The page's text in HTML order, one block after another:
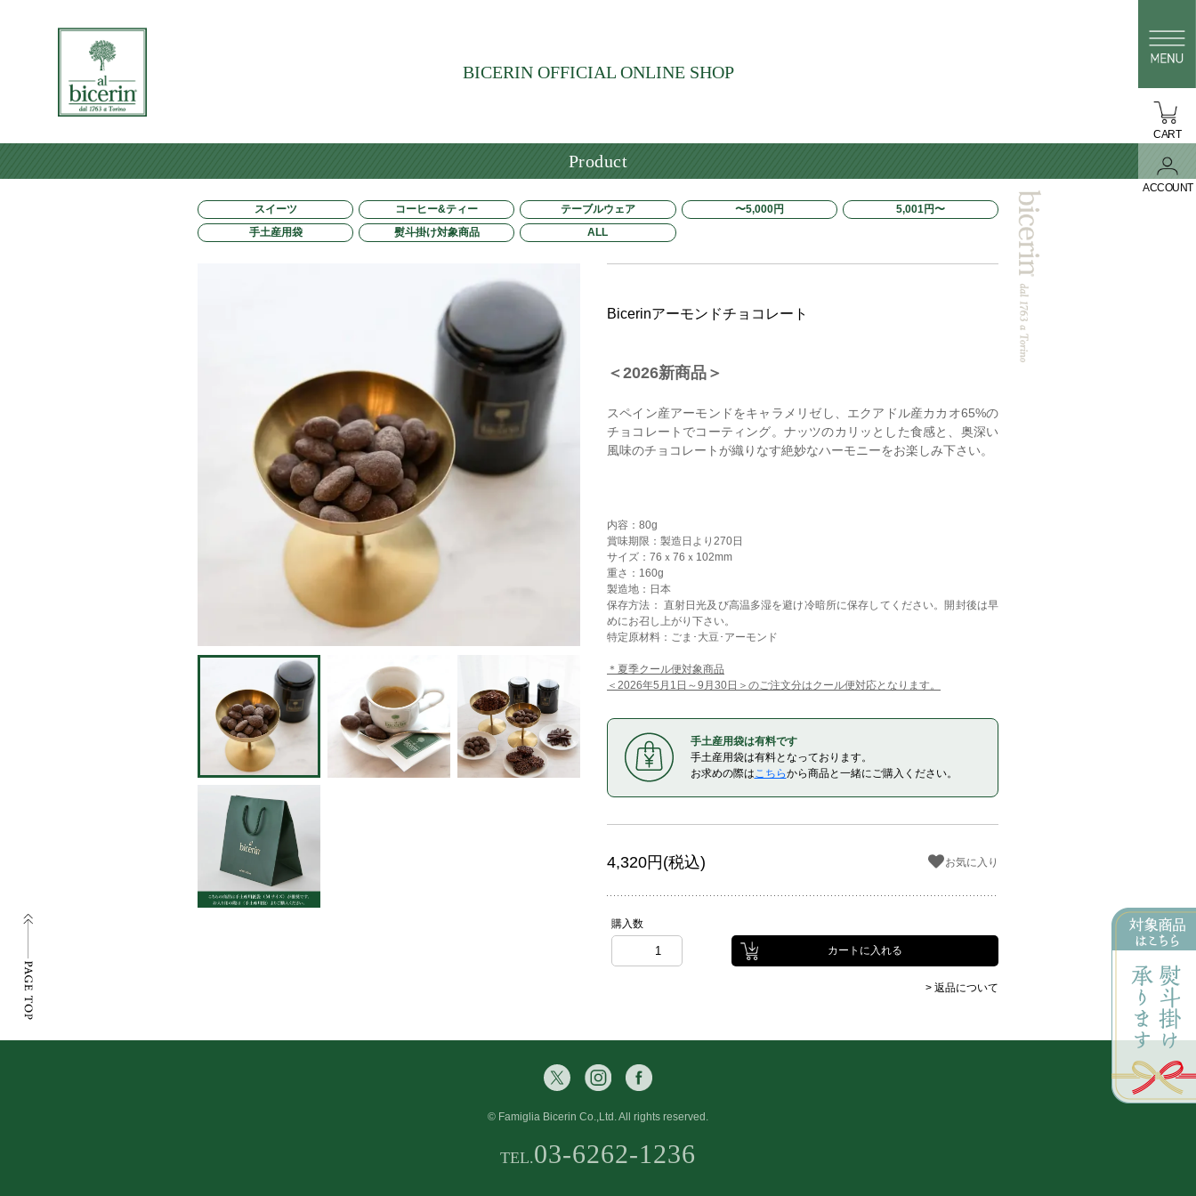
CART
ACCOUNT
BICERIN OFFICIAL ONLINE SHOP
Product
スイーツ コーヒー&ティー テーブルウェア 〜5,000円
5,001円〜
手土産用袋
熨斗掛け対象商品 ALL
Bicerinアーモンドチョコレート
＜2026新商品＞
スペイン産アーモンドをキャラメリゼし、エクアドル産カカオ65%の
チョコレートでコーティング。ナッツのカリッとした食感と、奥深い
風味のチョコレートが織りなす絶妙なハーモニーをお楽しみ下さい。
内容：80g
賞味期限：製造日より270日
サイズ：76ｘ76ｘ102mm
重さ：160g
製造地：日本
保存方法： 直射日光及び高温多湿を避け冷暗所に保存してください。開封後は早
めにお召し上がり下さい。
特定原材料：ごま･大豆･アーモンド
＊夏季クール便対象商品
＜2026年5月1日～9月30日＞のご注文分はクール便対応となります。
手土産用袋は有料です
手土産用袋は有料となっております。
お求めの際はこちらから商品と一緒にご購入ください。
4,320円(税込) お気に入り
購入数
> 返品について
© Famiglia Bicerin Co.,Ltd. All rights reserved.
TEL.03-6262-1236